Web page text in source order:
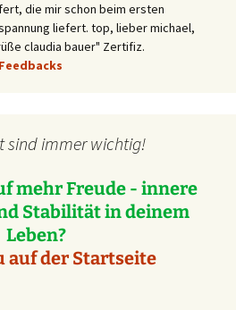
die mir schon beim ersten
liefert. top, lieber michael,
claudia bauer" Zertifiz.
immer wichtig!
mehr Freude - innere
Stabilität in deinem
Leben?
auf der Startseite